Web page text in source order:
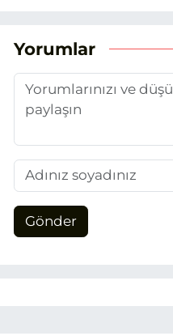
temel
Yorumlar
Gönder